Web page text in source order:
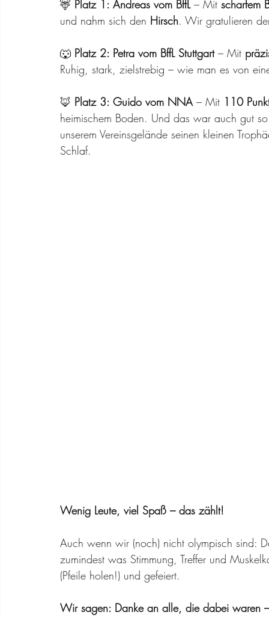
🦌 Platz 1: Andreas vom BffL – Mit scharfem
und nahm sich den Hirsch. Wir gratulieren
🐺 Platz 2: Petra vom BffL Stuttgart – Mit
Ruhig, stark, zielstrebig – wie man es von
🦊 Platz 3: Guido vom NNA – Mit 110
heimischem Boden. Und das war auch gut
unserem Vereinsgelände seinen kleinen
Schlaf.
Wenig Leute, viel Spaß – das zählt!
Auch wenn wir (noch) nicht olympisch sind:
zumindest was Stimmung, Treffer und
(Pfeile holen!) und gefeiert.
Wir sagen: Danke an alle, die dabei waren